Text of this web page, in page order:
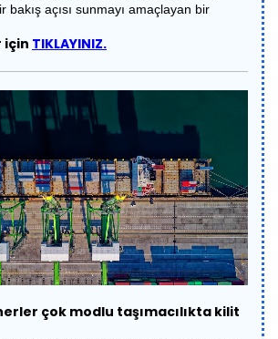
bakış açısı sunmayı amaçlayan bir
için TIKLAYINIZ.
çok modlu taşımacılıkta kilit